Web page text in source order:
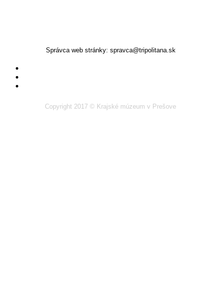
Správca web stránky: spravca@tripolitana.sk
Copyright 2017 © Krajské múzeum v Prešove